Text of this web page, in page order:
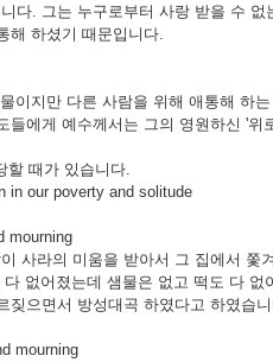
다. 그는 누구로부터 사랑 받을 수
해 하셨기 때문입니다.
이지만 다른 사람을 위해 애통해 하
에게 예수께서는 그의 영원하신 '위
할 때가 있습니다.
in our poverty and solitude
mourning
사라의 미움을 받아서 그 집에서
없어졌는데 샘물은 없고 떡도 다
짖으면서 방성대곡 하였다고 하였습
mourning